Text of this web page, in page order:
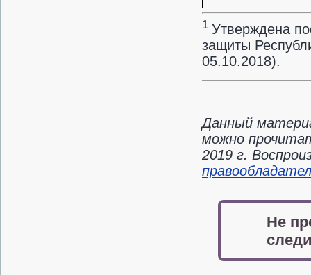
1 Утверждена
защиты
05.10.2018).
Данный
можно
2019 г.
Не